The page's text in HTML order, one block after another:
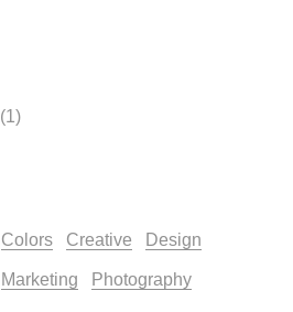
(1)
Colors Creative Design
Marketing Photography